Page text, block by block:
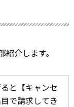
介します。
と【キャンセ
で請求してき